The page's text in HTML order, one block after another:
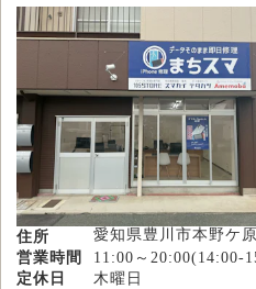
住所
愛知県豊川市本野ケ
営業時間
11:00～20:00(14:00-
定休日
木曜日